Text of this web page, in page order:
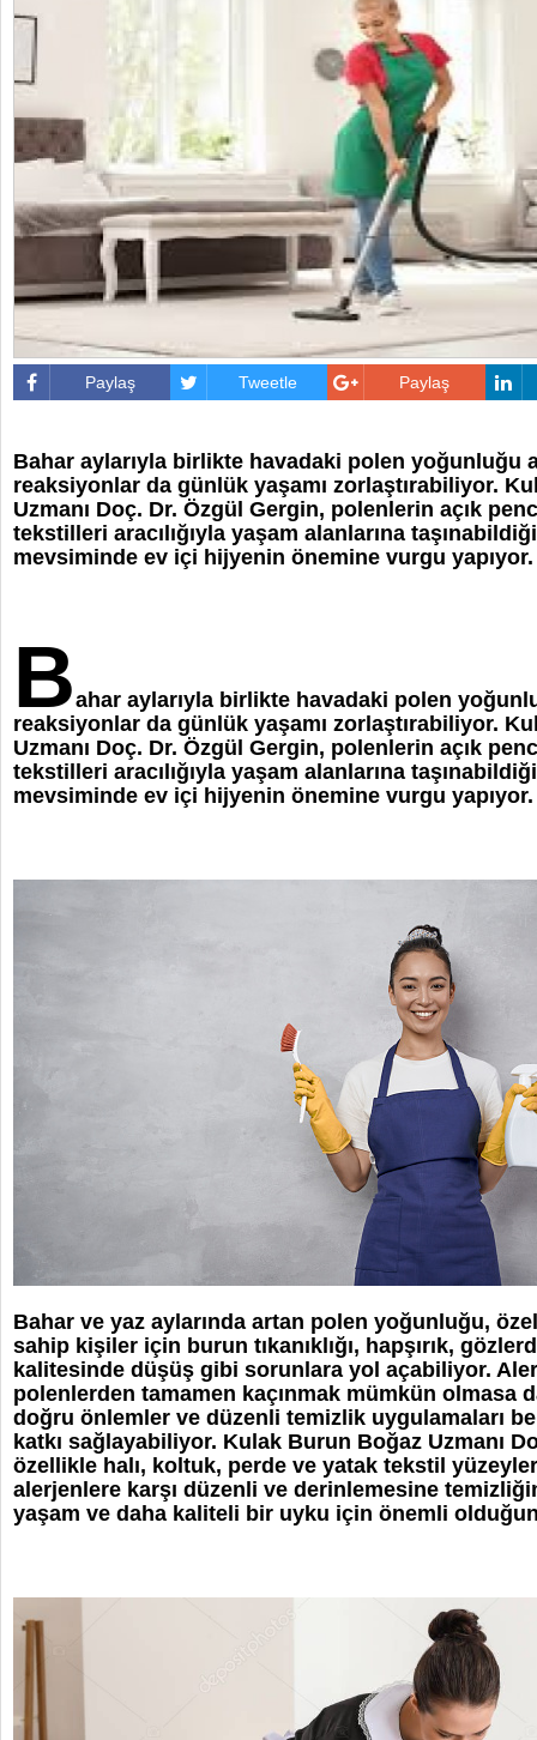
Paylaş Tweetle Paylaş
Bahar aylarıyla birlikte havadaki polen yoğunluğu
reaksiyonlar da günlük yaşamı zorlaştırabiliyor.
Uzmanı Doç. Dr. Özgül Gergin, polenlerin açık
tekstilleri aracılığıyla yaşam alanlarına
mevsiminde ev içi hijyenin önemine vurgu yapıyor.
Bahar aylarıyla birlikte havadaki polen
reaksiyonlar da günlük yaşamı zorlaştırabiliyor.
Uzmanı Doç. Dr. Özgül Gergin, polenlerin açık
tekstilleri aracılığıyla yaşam alanlarına
mevsiminde ev içi hijyenin önemine vurgu yapıyor.
Bahar ve yaz aylarında artan polen yoğunluğu,
sahip kişiler için burun tıkanıklığı, hapşırık,
kalitesinde düşüş gibi sorunlara yol açabiliyor.
polenlerden tamamen kaçınmak mümkün olmasa
doğru önlemler ve düzenli temizlik uygulamaları
katkı sağlayabiliyor. Kulak Burun Boğaz Uzmanı
özellikle halı, koltuk, perde ve yatak tekstil
alerjenlere karşı düzenli ve derinlemesine
yaşam ve daha kaliteli bir uyku için önemli